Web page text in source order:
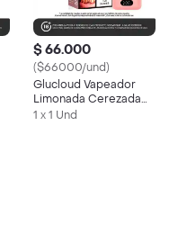
$ 66.000
($66000/und)
Glucloud Vapeador
Limonada Cerezada
Indi
1 x 1 Und